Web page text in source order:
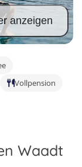
anzeigen
Vollpension
Waadt